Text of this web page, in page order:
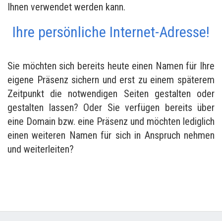
Ihnen verwendet werden kann.
Ihre persönliche Internet-Adresse!
Sie möchten sich bereits heute einen Namen für Ihre
eigene Präsenz sichern und erst zu einem späterem
Zeitpunkt die notwendigen Seiten gestalten oder
gestalten lassen? Oder Sie verfügen bereits über
eine Domain bzw. eine Präsenz und möchten lediglich
einen weiteren Namen für sich in Anspruch nehmen
und weiterleiten?